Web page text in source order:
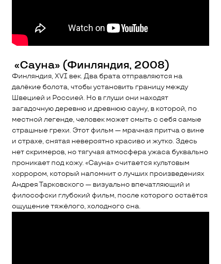
«Сауна» (Финляндия, 2008)
Финляндия, XVI век. Два брата отправляются на
далёкие болота, чтобы установить границу между
Швецией и Россией. Но в глуши они находят
загадочную деревню и древнюю сауну, в которой, по
местной легенде, человек может смыть с себя самые
страшные грехи. Этот фильм — мрачная притча о вине
и страхе, снятая невероятно красиво и жутко. Здесь
нет скримеров, но тягучая атмосфера ужаса буквально
проникает под кожу. «Сауна» считается культовым
хоррором, который напомнит о лучших произведениях
Андрея Тарковского — визуально впечатляющий и
философски глубокий фильм, после которого остаётся
ощущение тяжёлого, холодного сна.